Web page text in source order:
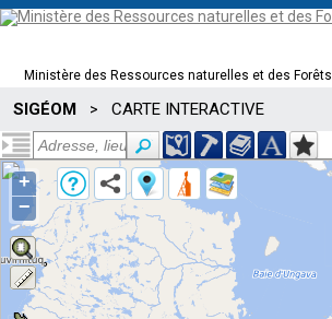
Ministère des Ressources naturelles et des Forêts
SIGÉOM > CARTE INTERACTIVE
+
−